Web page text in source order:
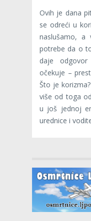
Ovih je dana
se odreći u
naslušamo,
potrebe da o
daje
očekuje –
Što je
više od toga
u još jednoj
urednice i